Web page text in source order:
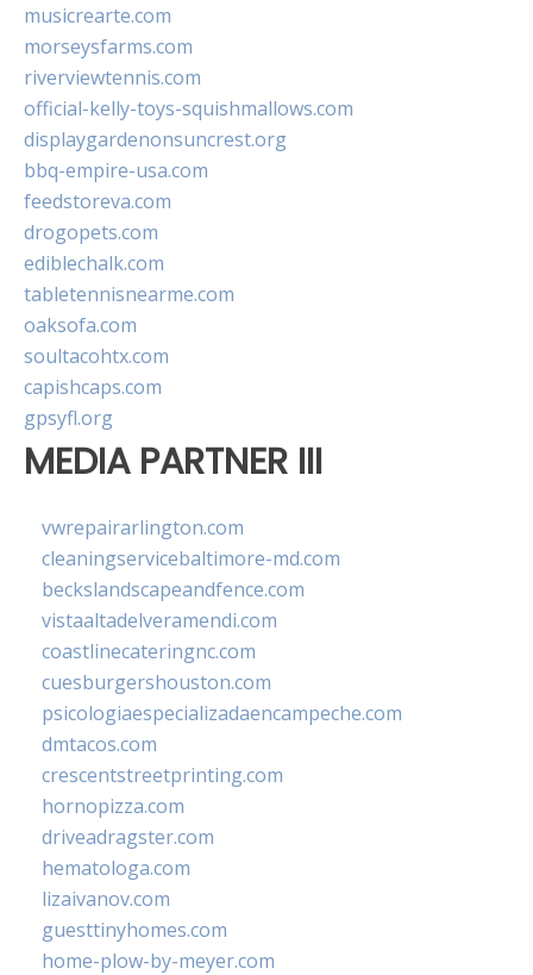
musicrearte.com
morseysfarms.com
riverviewtennis.com
official-kelly-toys-squishmallows.com
displaygardenonsuncrest.org
bbq-empire-usa.com
feedstoreva.com
drogopets.com
ediblechalk.com
tabletennisnearme.com
oaksofa.com
soultacohtx.com
capishcaps.com
gpsyfl.org
MEDIA PARTNER III
vwrepairarlington.com
cleaningservicebaltimore-md.com
beckslandscapeandfence.com
vistaaltadelveramendi.com
coastlinecateringnc.com
cuesburgershouston.com
psicologiaespecializadaencampeche.com
dmtacos.com
crescentstreetprinting.com
hornopizza.com
driveadragster.com
hematologa.com
lizaivanov.com
guesttinyhomes.com
home-plow-by-meyer.com